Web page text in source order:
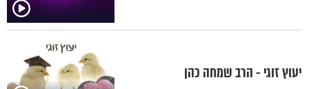
יעוץ זוגי - הרב שמחה כהן